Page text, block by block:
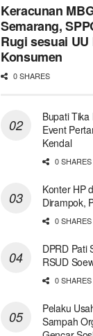
Keracunan
Semarang,
Rugi sesuai
Konsumen
0 SHARES
Bupati Tika
Event
Kendal
0 SHARES
Konter HP
Dirampok,
0 SHARES
DPRD Pati
RSUD
0 SHARES
Pelaku
Sampah